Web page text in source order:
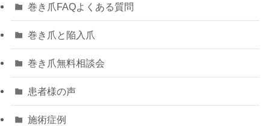
巻き爪FAQよくある質問
巻き爪と陥入爪
巻き爪無料相談会
患者様の声
施術症例